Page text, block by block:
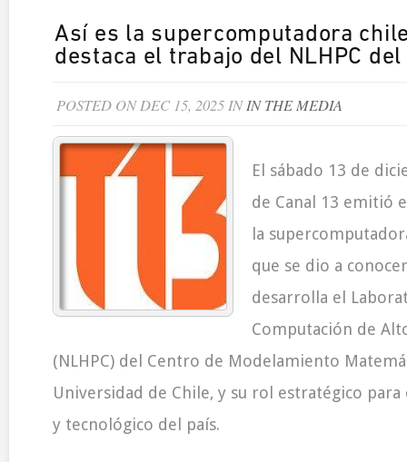
Así es la supercomputadora
destaca el trabajo del NLHPC del
POSTED ON DEC 15, 2025 ININ THE MEDIA
El sábado 13 de
de Canal 13 emitió
la
que se dio a
desarrolla el
Computación de
(NLHPC) del Centro de Modelamiento
Universidad de Chile, y su rol estratégico para
y tecnológico del país.